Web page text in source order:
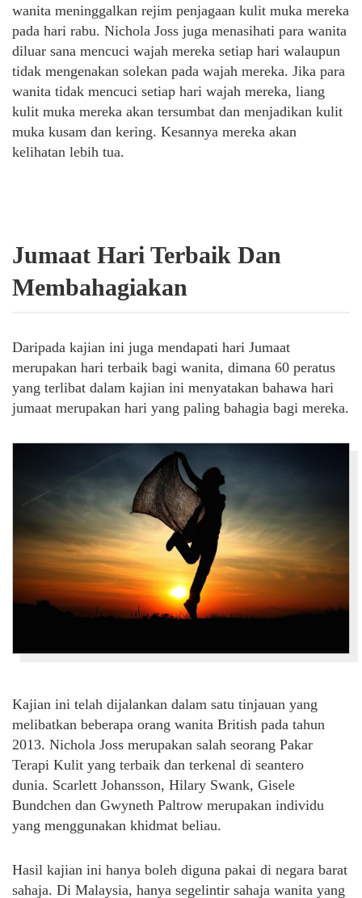
wanita meninggalkan rejim penjagaan kulit muka mereka
pada hari rabu. Nichola Joss juga menasihati para wanita
diluar sana mencuci wajah mereka setiap hari walaupun
tidak mengenakan solekan pada wajah mereka. Jika para
wanita tidak mencuci setiap hari wajah mereka, liang
kulit muka mereka akan tersumbat dan menjadikan kulit
muka kusam dan kering. Kesannya mereka akan
kelihatan lebih tua.
Jumaat Hari Terbaik Dan
Membahagiakan
Daripada kajian ini juga mendapati hari Jumaat
merupakan hari terbaik bagi wanita, dimana 60 peratus
yang terlibat dalam kajian ini menyatakan bahawa hari
jumaat merupakan hari yang paling bahagia bagi mereka.
Kajian ini telah dijalankan dalam satu tinjauan yang
melibatkan beberapa orang wanita British pada tahun
2013. Nichola Joss merupakan salah seorang Pakar
Terapi Kulit yang terbaik dan terkenal di seantero
dunia. Scarlett Johansson, Hilary Swank, Gisele
Bundchen dan Gwyneth Paltrow merupakan individu
yang menggunakan khidmat beliau.
Hasil kajian ini hanya boleh diguna pakai di negara barat
sahaja. Di Malaysia, hanya segelintir sahaja wanita yang